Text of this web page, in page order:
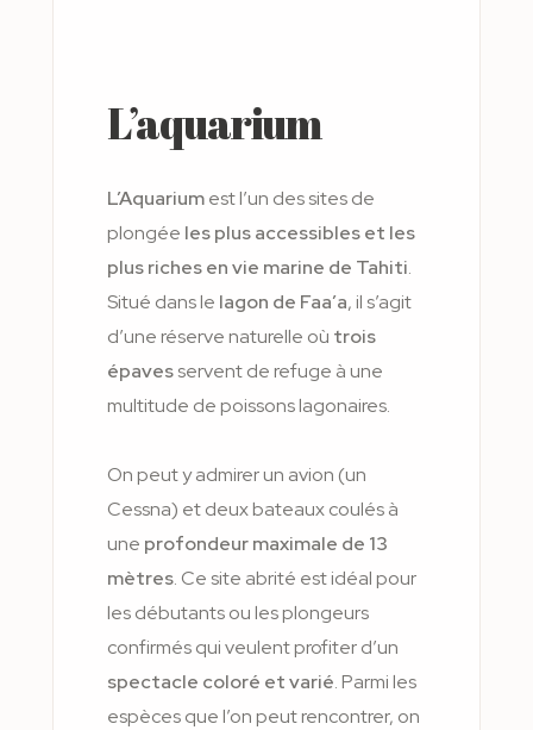
L’aquarium
L’Aquariumest l’un des sites de
plongée les plus accessibles et les
plus riches en vie marine de Tahiti.
Situé dans le lagon de Faa’a, il s’agit
d’une réserve naturelle où trois
épavesservent de refuge à une
multitude de poissons lagonaires.
On peut y admirer un avion (un
Cessna) et deux bateaux coulés à
une profondeur maximale de 13
mètres. Ce site abrité est idéal pour
les débutants ou les plongeurs
confirmés qui veulent profiter d’un
spectacle coloré et varié. Parmi les
espèces que l’on peut rencontrer, on